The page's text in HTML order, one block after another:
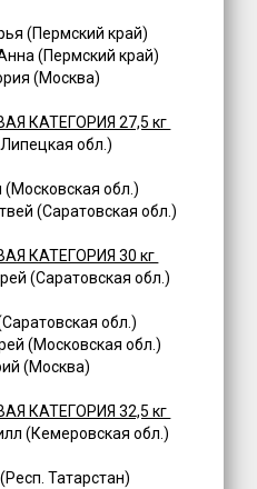
(Пермский край)
(Пермский край)
(Москва)
КАТЕГОРИЯ 27,5 кг
обл.)
обл.)
(Саратовская обл.)
КАТЕГОРИЯ 30 кг
(Саратовская обл.)
обл.)
(Московская обл.)
(Москва)
КАТЕГОРИЯ 32,5 кг
(Кемеровская обл.)
Татарстан)